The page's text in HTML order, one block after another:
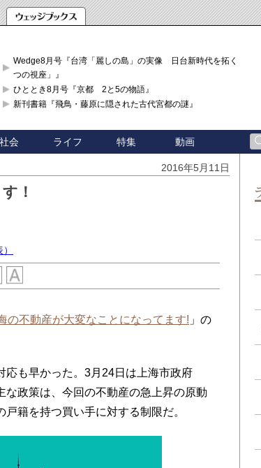
Wedge8月号『台湾「麗しの島」の実像 日台新時代を拓く「3
つの視座」』
ひととき8月号『京都 2と5の物語』
新刊書籍『飛鳥・藤原に隠された古代宮都の謎』
社会 ライフ 特集 動画
2016年5月11日
！
の不動産が大変なことになってます! 」の
も早かった。3月24日は上海市政府
政策は、今回の不動産の急上昇の原動
籍を持つ買い手に対する制限だ。